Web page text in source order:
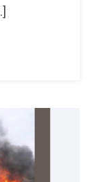
امله د